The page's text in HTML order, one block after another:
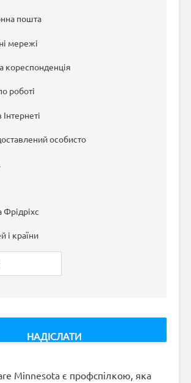
пошта
мережі
кореспонденція
роботі
особисто
і країни
Minnesota є профспілкою, яка